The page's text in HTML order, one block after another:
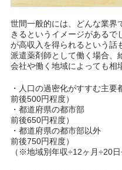
世間一般的には、どんな業界
きるというイメージがあるで
が高収入を得られるという話
派遣薬剤師として働く場合、
会社や働く地域によっても相
・人口の過密化がすすむ
前後500円程度）
・都道府県の都市部
前後650円程度）
・都道府県の都市部
前後750円程度）
（※地域別年収÷12ヶ月÷20日